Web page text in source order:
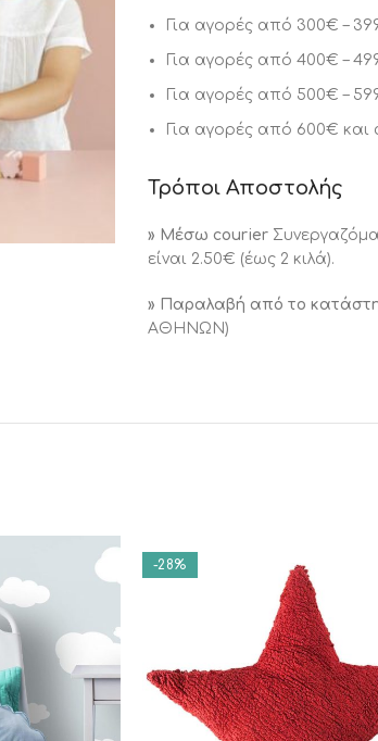
Για αγορές από 300€ –
Για αγορές από 400€ –
Για αγορές από 500€ –
Για αγορές από 600€
Τρόποι Αποστολής
» Μέσω courier
είναι 2.50€ (έως 2 κιλά).
» Παραλαβή από το
ΑΘΗΝΩΝ)
-28%